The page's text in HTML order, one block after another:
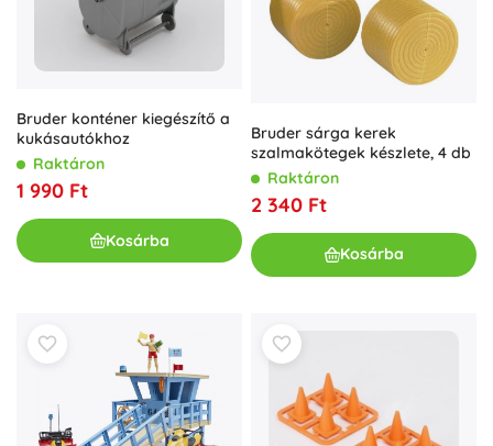
Bruder konténer kiegészítő a
kukásautókhoz
Raktáron
1 990 Ft
Kosárba
Bruder sárga kerek
szalmakötegek készlete, 4 db
Raktáron
2 340 Ft
Kosárba